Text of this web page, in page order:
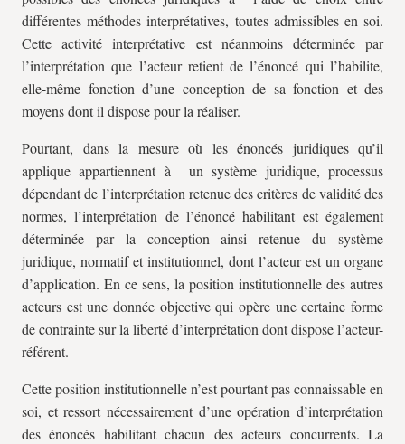
différentes méthodes interprétatives, toutes admissibles en soi.
Cette activité interprétative est néanmoins déterminée par
l’interprétation que l’acteur retient de l’énoncé qui l’habilite,
elle-même fonction d’une conception de sa fonction et des
moyens dont il dispose pour la réaliser.
Pourtant, dans la mesure où les énoncés juridiques qu’il
applique appartiennent à un système juridique, processus
dépendant de l’interprétation retenue des critères de validité des
normes, l’interprétation de l’énoncé habilitant est également
déterminée par la conception ainsi retenue du système
juridique, normatif et institutionnel, dont l’acteur est un organe
d’application. En ce sens, la position institutionnelle des autres
acteurs est une donnée objective qui opère une certaine forme
de contrainte sur la liberté d’interprétation dont dispose l’acteur-
référent.
Cette position institutionnelle n’est pourtant pas connaissable en
soi, et ressort nécessairement d’une opération d’interprétation
des énoncés habilitant chacun des acteurs concurrents. La